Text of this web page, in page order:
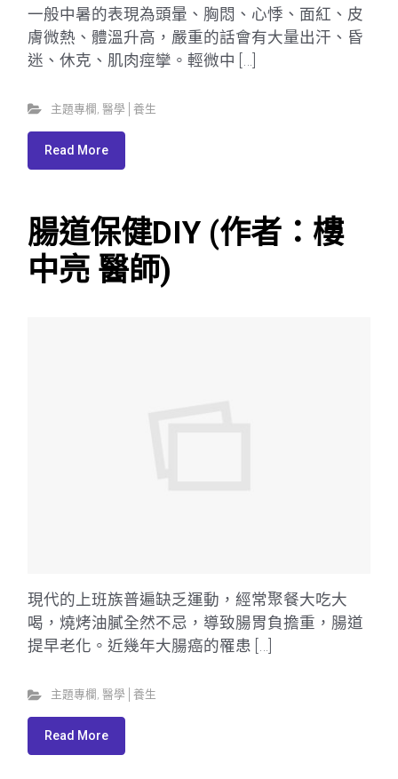
一般中暑的表現為頭暈、胸悶、心悸、面紅、皮
膚微熱、體溫升高，嚴重的話會有大量出汗、昏
迷、休克、肌肉痙攣。輕微中 […]
主題專欄 醫學│養生
Read More
腸道保健DIY (作者：樓
中亮 醫師)
現代的上班族普遍缺乏運動，經常聚餐大吃大
喝，燒烤油膩全然不忌，導致腸胃負擔重，腸道
提早老化。近幾年大腸癌的罹患 […]
主題專欄 , 醫學│養生
Read More